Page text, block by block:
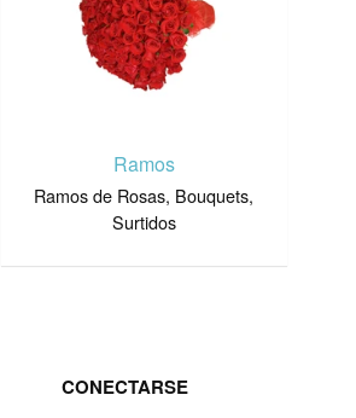
Ramos
Ramos de Rosas, Bouquets,
Surtidos
CONECTARSE